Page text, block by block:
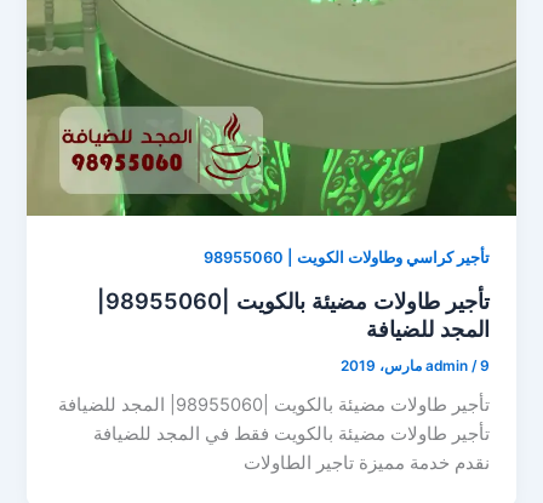
تأجير كراسي وطاولات الكويت | 98955060
المجد للضيافة
admin /9 مارس، 2019
تأجير طاولات مضيئة بالكويت |98955060| المجد للضيافة
تأجير طاولات مضيئة بالكويت فقط في المجد للضيافة
نقدم خدمة مميزة تاجير الطاولات